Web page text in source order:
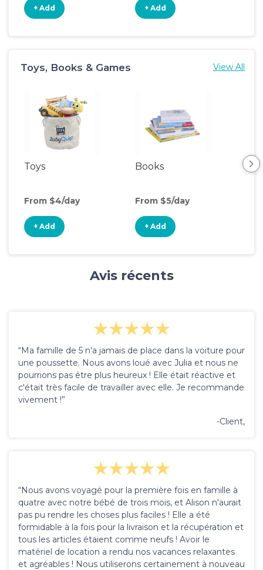
+ Add + Add
Toys, Books & Games View All
Toys
From $4/day
+ Add
Books
From $5/day
+ Add
Avis récents
“Ma famille de 5 n'a jamais de place dans la voiture pour
une poussette. Nous avons loué avec Julia et nous ne
pourrions pas être plus heureux ! Elle était réactive et
c'était très facile de travailler avec elle. Je recommande
vivement !”
-Client,
“Nous avons voyagé pour la première fois en famille à
quatre avec notre bébé de trois mois, et Alison n'aurait
pas pu rendre les choses plus faciles ! Elle a été
formidable à la fois pour la livraison et la récupération et
tous les articles étaient comme neufs ! Avoir le
matériel de location a rendu nos vacances relaxantes
et agréables ! Nous utiliserons certainement à nouveau